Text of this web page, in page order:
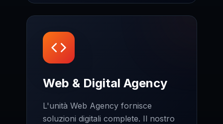
Web & Digital Agency
L'unità Web Agency fornisce
soluzioni digitali complete. Il nostro